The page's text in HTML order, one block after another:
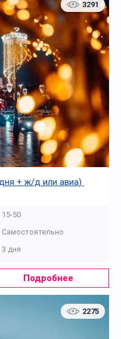
3291
+ ж/д или авиа)
15-50
Самостоятельно
3 дня
Подробнее
2275